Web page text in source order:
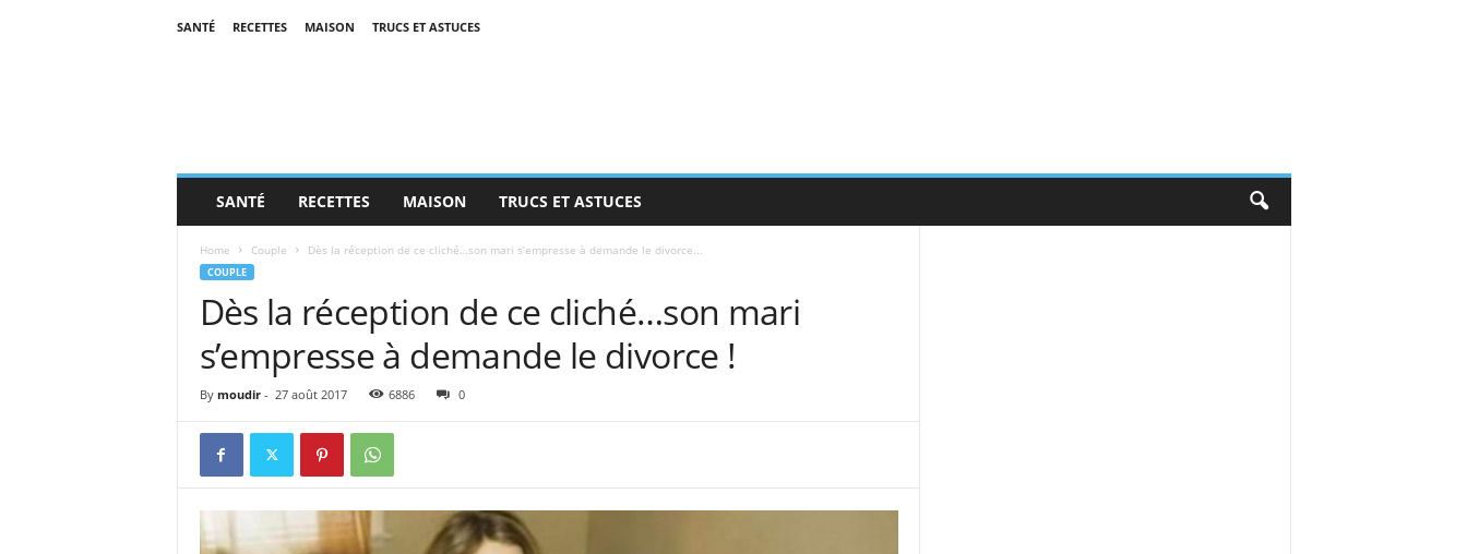
SANTÉ RECETTES MAISON TRUCS ET ASTUCES
SANTÉ RECETTES MAISON TRUCS ET ASTUCES
Home Couple Dès la réception de ce cliché…son mari s’empresse à demande le divorce...
COUPLE
Dès la réception de ce cliché…son mari
s’empresse à demande le divorce !
By moudir- 27 août 2017 6886 0